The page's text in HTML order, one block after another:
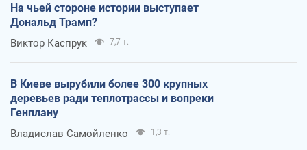
На чьей стороне истории выступает
Дональд Трамп?
Виктор Каспрук 7,7 т.
В Киеве вырубили более 300 крупных
деревьев ради теплотрассы и вопреки
Генплану
Владислав Самойленко 1,3 т.